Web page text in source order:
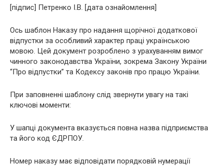
[підпис] Петренко І.В. [дата ознайомлення]
Ось шаблон Наказу про надання щорічної додаткової
відпустки за особливий характер праці українською
мовою. Цей документ розроблено з урахуванням вимог
чинного законодавства України, зокрема Закону України
“Про відпустки” та Кодексу законів про працю України.
При заповненні шаблону слід звернути увагу на такі
ключові моменти:
У шапці документа вказується повна назва підприємства
та його код ЄДРПОУ.
Номер наказу має відповідати порядковій нумерації